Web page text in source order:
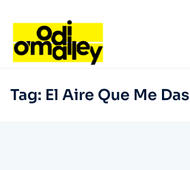
Tag: El Aire Que Me Das